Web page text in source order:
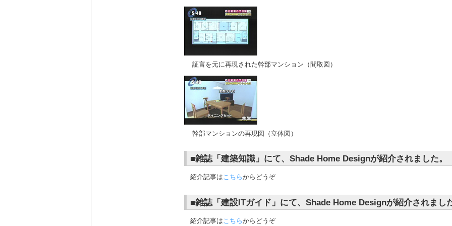
証言を元に再現された幹部マンション（間取図）
幹部マンションの再現図（立体図）
■雑誌「建築知識」にて、Shade Home Designが紹介されました。
紹介記事はこちらからどうぞ
■雑誌「建設ITガイド」にて、Shade Home Designが紹介されまし
紹介記事はこちらからどうぞ